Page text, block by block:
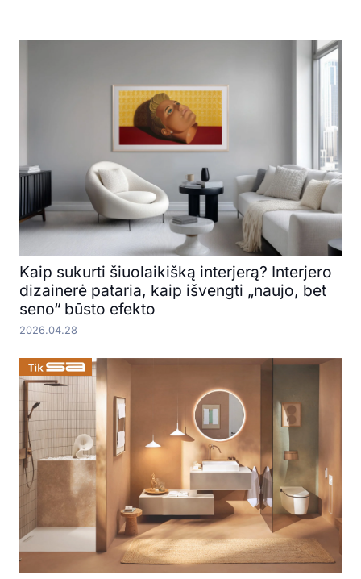
Kaip sukurti šiuolaikišką interjerą? Interjero
dizainerė pataria, kaip išvengti „naujo, bet
seno“ būsto efekto
2026.04.28